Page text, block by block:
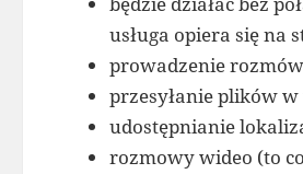
usługa opiera się na
prowadzenie
przesyłanie plików
udostępnianie
rozmowy wideo (to